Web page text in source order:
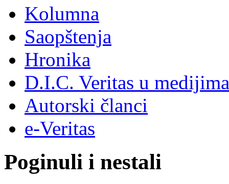
Kolumna
Saopštenja
Hronika
D.I.C. Veritas u medijima
Autorski članci
e-Veritas
Poginuli i nestali